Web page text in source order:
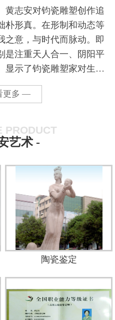
黄志安对钧瓷雕塑创作追
朴形真。在形制和动态等
之意，与时代而脉动。即
是注重天人合一、阴阳平
显示了钧瓷雕塑家对生活
态度。他用艺术家敏锐的
以缘物寄情，转化为生命
更多 —
PRODUCT
艺术 -
陶瓷鉴定